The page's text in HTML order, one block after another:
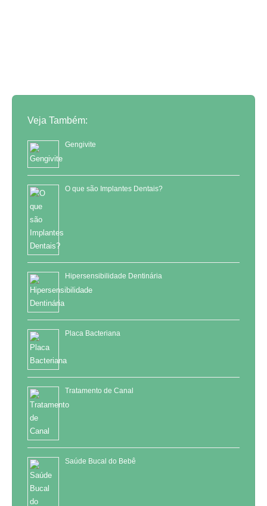
Veja Também:
Gengivite
O que são Implantes Dentais?
Hipersensibilidade Dentinária
Placa Bacteriana
Tratamento de Canal
Saúde Bucal do Bebê